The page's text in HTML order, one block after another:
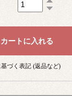
づく表記 (返品など)